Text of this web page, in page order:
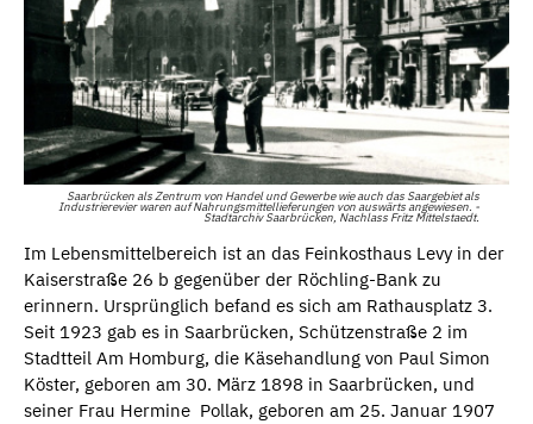
Saarbrücken als Zentrum von Handel und Gewerbe wie auch das Saargebiet als
Industrierevier waren auf Nahrungsmittellieferungen von auswärts angewiesen. -
Stadtarchiv Saarbrücken, Nachlass Fritz Mittelstaedt.
Im Lebensmittelbereich ist an das Feinkosthaus Levy in der
Kaiserstraße 26 b gegenüber der Röchling-Bank zu
erinnern. Ursprünglich befand es sich am Rathausplatz 3.
Seit 1923 gab es in Saarbrücken, Schützenstraße 2 im
Stadtteil Am Homburg, die Käsehandlung von Paul Simon
Köster, geboren am 30. März 1898 in Saarbrücken, und
seiner Frau Hermine Pollak, geboren am 25. Januar 1907